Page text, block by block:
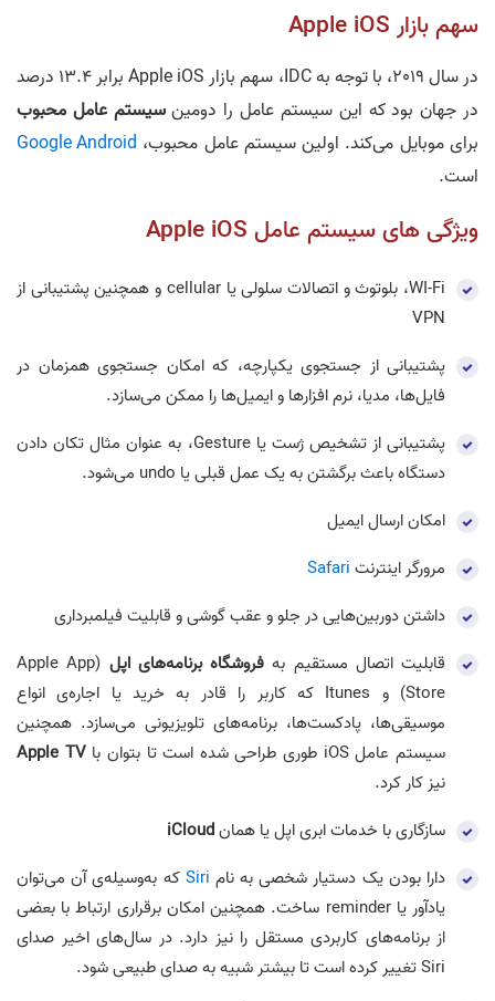
سهم بازار Apple iOS
در سال 2019، با توجه به IDC، سهم بازار Apple iOS برابر 13.4 درصد
در جهان بود که این سیستم عامل را دومینسیستم عامل محبوب
برای موبایل می‌کند. اولین سیستم عامل محبوب، Google Android
است.
ویژگی های سیستم عامل Apple iOS
WI-Fi، بلوتوث و اتصالات سلولی یا cellular و همچنین پشتیبانی از
VPN
پشتیبانی از جستجوی یکپارچه، که امکان جستجوی همزمان در
فایل‌ها، مدیا، نرم افزارها و ایمیل‌ها را ممکن می‌سازد.
پشتیبانی از تشخیص ژست یا Gesture، به عنوان مثال تکان دادن
دستگاه باعث برگشتن به یک عمل قبلی یا undo می‌شود.
امکان ارسال ایمیل
مرورگر اینترنت Safari
داشتن دوربین‌هایی در جلو و عقب گوشی و قابلیت فیلمبرداری
قابلیت اتصال مستقیم به فروشگاه برنامه‌های اپل (Apple App
Store) و Itunes که کاربر را قادر به خرید یا اجاره‌ی انواع
موسیقی‌ها، پادکست‌ها، برنامه‌های تلویزیونی می‌سازد. همچنین
سیستم عامل iOS طوری طراحی شده است تا بتوان با
Apple TV
نیز کار کرد.
سازگاری با خدمات ابری اپل یا همانiCloud
دارا بودن یک دستیار شخصی به نام Siri که به‌وسیله‌ی آن می‌توان
یادآور یا reminder ساخت. همچنین امکان برقراری ارتباط با بعضی
از برنامه‌های کاربردی مستقل را نیز دارد. در سال‌های اخیر صدای
Siri تغییر کرده است تا بیشتر شبیه به صدای طبیعی شود.